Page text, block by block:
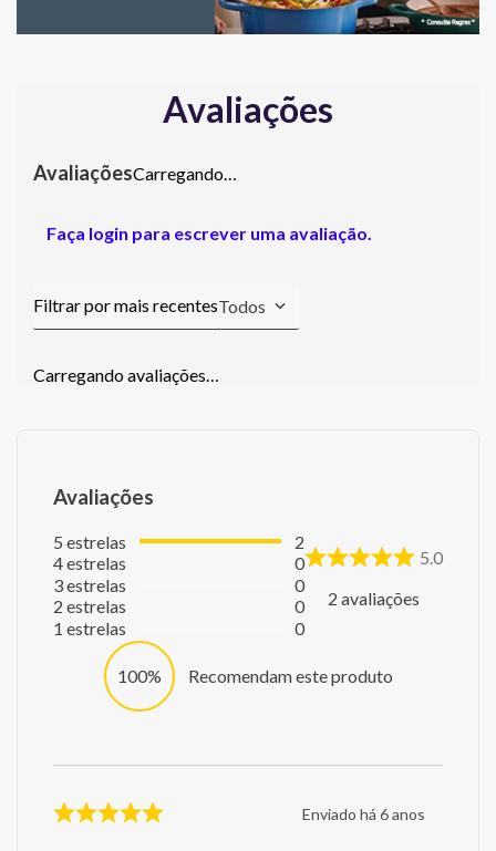
Avaliações
Carregando…
Faça login para escrever uma avaliação.
Todos
Carregando avaliações…
Avaliações
5 estrelas
4estrelas
3estrelas
2 estrelas
1 estrelas
2
0
0
0
0
5.0
2 avaliações
100% Recomendam este produto
Enviado há 6 anos